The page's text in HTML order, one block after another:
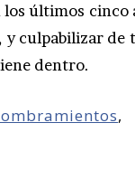
últimos cinco
y culpabilizar de
dentro.
,